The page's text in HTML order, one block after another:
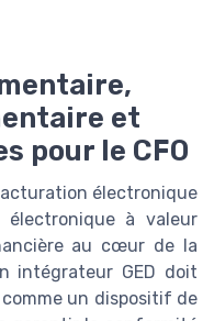
et
pour le CFO
électronique
électronique à valeur
au cœur de la
intégrateur GED doit
un dispositif de